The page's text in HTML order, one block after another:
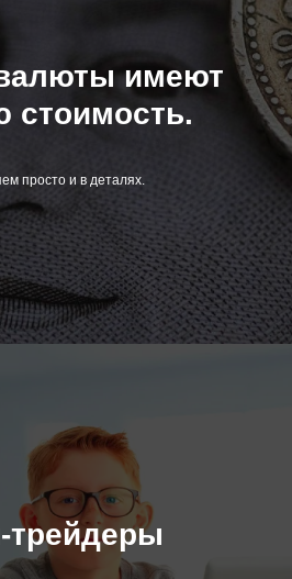
имеют
стоимость.
просто и в деталях.
трейдеры